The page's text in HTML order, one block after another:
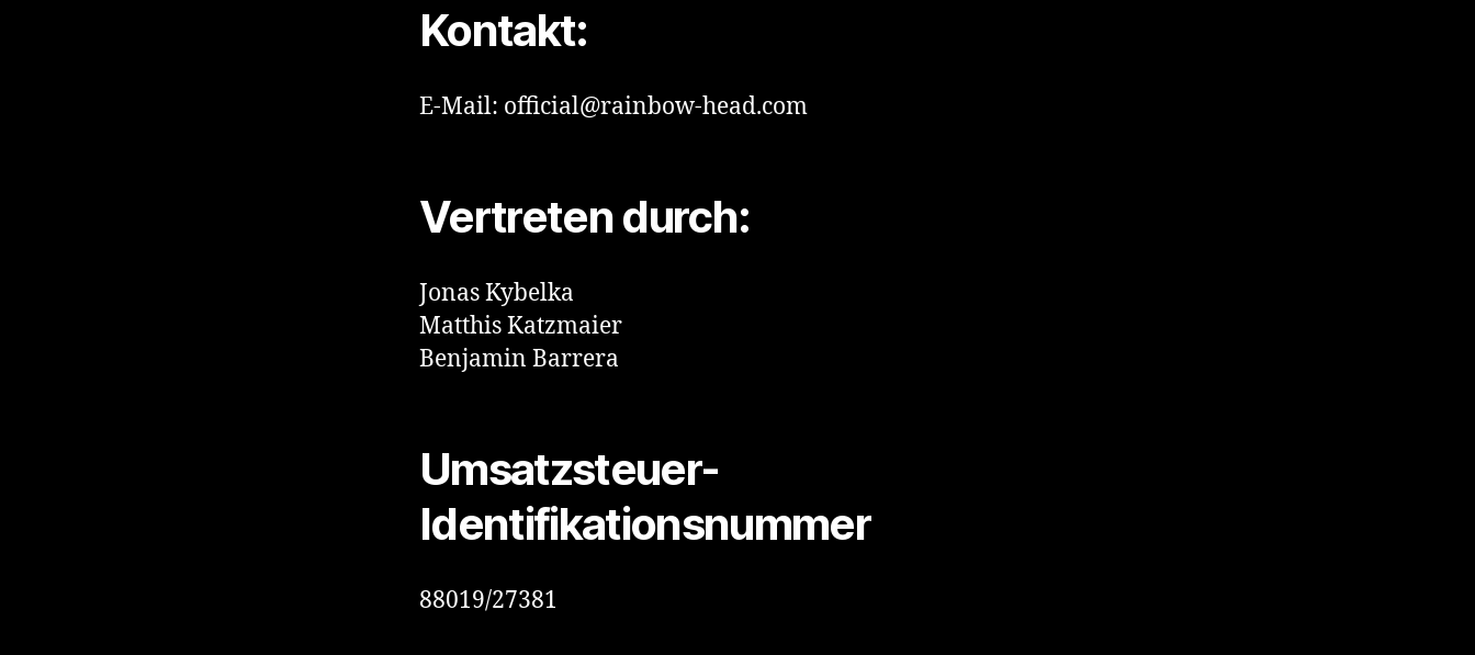
Kontakt:
E-Mail: official@rainbow-head.com
Vertreten durch:
Jonas Kybelka
Matthis Katzmaier
Benjamin Barrera
Umsatzsteuer-
Identifikationsnummer
88019/27381